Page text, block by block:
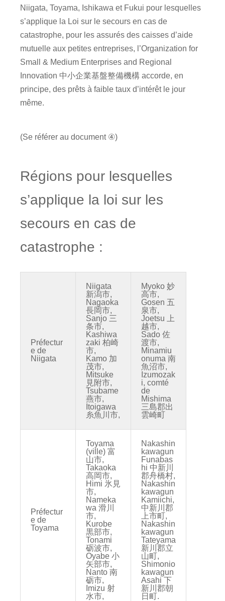
Niigata, Toyama, Ishikawa et Fukui pour lesquelles
s’applique la Loi sur le secours en cas de
catastrophe, pour les assurés des caisses d’aide
mutuelle aux petites entreprises, l’Organization for
Small & Medium Enterprises and Regional
Innovation 中小企業基盤整備機構 accorde, en
principe, des prêts à faible taux d’intérêt le jour
même.
(Se référer au document ④)
Régions pour lesquelles
s’applique la loi sur les
secours en cas de
catastrophe :
Préfectur
e de
Niigata
Niigata
新潟市,
Nagaoka
長岡市,
Sanjo 三
条市,
Kashiwa
zaki 柏崎
市,
Kamo 加
茂市,
Mitsuke
見附市,
Tsubame
燕市,
Itoigawa
糸魚川市,
Myoko 妙
高市,
Gosen 五
泉市,
Joetsu 上
越市,
Sado 佐
渡市,
Minamiu
onuma 南
魚沼市,
Izumozak
i, comté
de
Mishima
三島郡出
雲崎町
Préfectur
e de
Toyama
Toyama
(ville) 富
山市,
Takaoka
高岡市,
Himi 氷見
市,
Nameka
wa 滑川
市,
Kurobe
黒部市,
Tonami
砺波市,
Oyabe 小
矢部市,
Nanto 南
砺市,
Imizu 射
水市,
Nakashin
kawagun
Funabas
hi 中新川
郡舟橋村,
Nakashin
kawagun
Kamiichi,
中新川郡
上市町,
Nakashin
kawagun
Tateyama
新川郡立
山町,
Shimonio
kawagun
Asahi 下
新川郡朝
日町.